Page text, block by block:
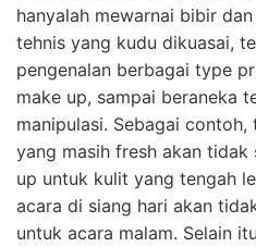
hanyalah mewarnai bibir
tehnis yang kudu dikuasai,
pengenalan berbagai type
make up, sampai beraneka
manipulasi. Sebagai
yang masih fresh akan tidak
up untuk kulit yang tengah
acara di siang hari akan
untuk acara malam. Selain